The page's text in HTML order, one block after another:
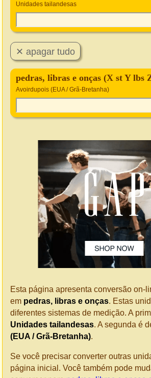
Unidades tailandesas
pedras, libras e onças (X st Y lbs
Avoirdupois (EUA / Grã-Bretanha)
Esta página apresenta conversão on-
em pedras, libras e onças. Estas
diferentes sistemas de medição. A
Unidades tailandesas. A segunda é
(EUA / Grã-Bretanha).
Se você precisar converter outras
página inicial. Você também pode